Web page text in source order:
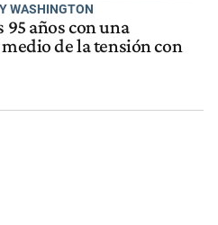
WASHINGTON
95 años con una
de la tensión con